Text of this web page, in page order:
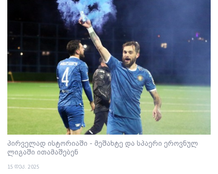
პირველად ისტორიაში - მეშახტე და სპაერი ეროვნულ
ლიგაში ითამაშებენ
15 დეკ. 2025